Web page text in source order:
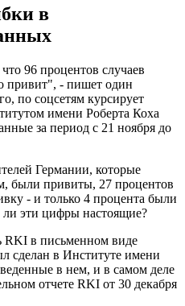
в
96 процентов случаев
привит", - пишет один
по соцсетям курсирует
имени Роберта Коха
за период с 21 ноября до
Германии, которые
были привиты, 27 процентов
- и только 4 процента были
эти цифры настоящие?
RKI в письменном виде
сделан в Институте имени
в нем, и в самом деле
отчете RKI от 30 декабря